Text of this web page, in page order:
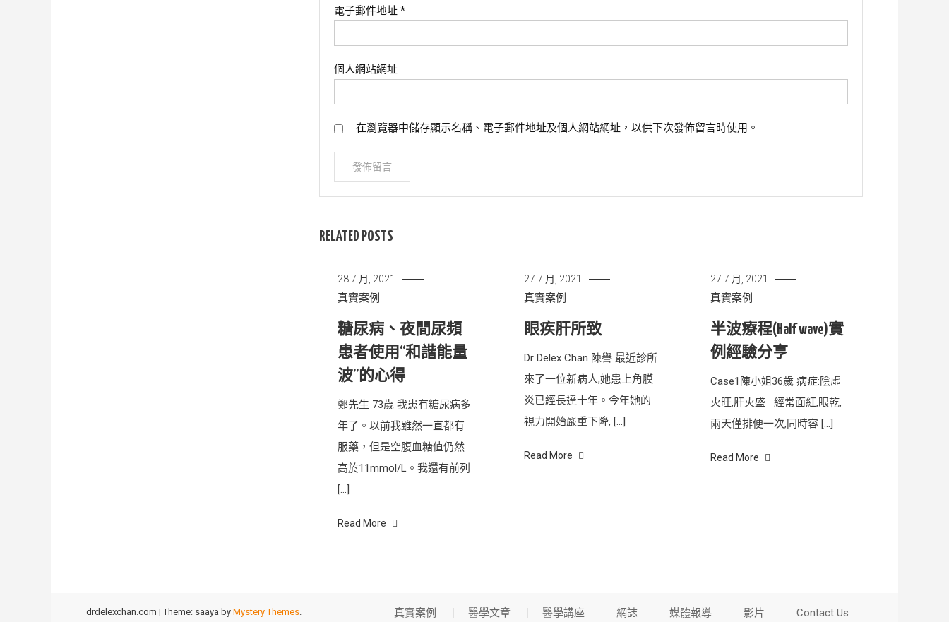
電子郵件地址 *
個人網站網址
在瀏覽器中儲存顯示名稱、電子郵件地址及個人網站網址，以供下次發佈留言時使用。
RELATED POSTS
28 7 月, 2021
真實案例
糖尿病、夜間尿頻
患者使用“和諧能量
波”的心得
鄭先生 73歲 我患有糖尿病多
年了。以前我雖然一直都有
服藥，但是空腹血糖值仍然
高於11mmol/L。我還有前列
[…]
Read More
27 7 月, 2021
真實案例
眼疾肝所致
Dr Delex Chan 陳譽 最近診所
來了一位新病人,她患上角膜
炎已經長達十年。今年她的
視力開始嚴重下降, […]
Read More
27 7 月, 2021
真實案例
半波療程(Half wave)實
例經驗分亨
Case1陳小姐36歲 病症:陰虛
火旺,肝火盛 經常面紅,眼乾,
兩天僅排便一次,同時容 […]
Read More
真實案例 醫學文章 醫學講座 網誌 媒體報導 影片 Contact Us
drdelexchan.com |Theme: saaya by Mystery Themes.